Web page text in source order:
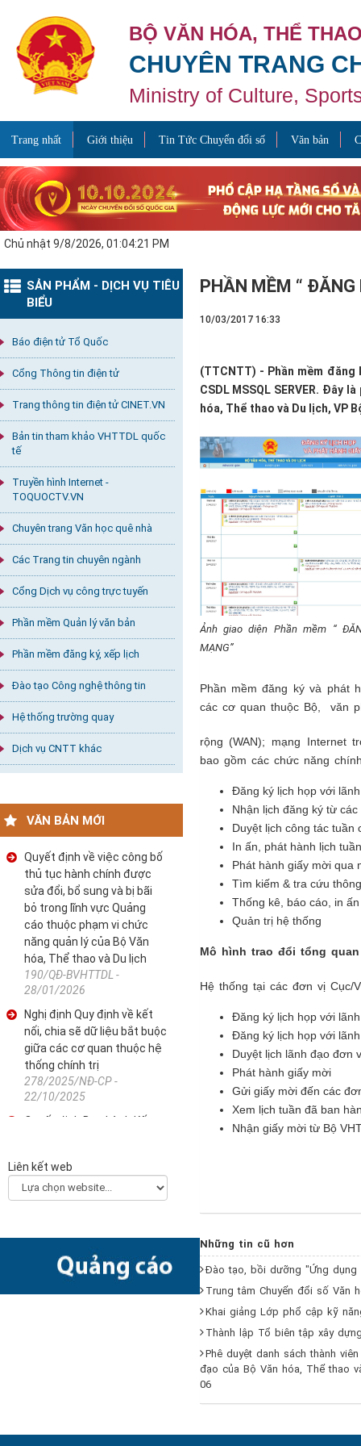
BỘ VĂN HÓA, THỂ
CHUYÊN TRANG
Ministry of Culture,
Trang nhất Giới thiệu Tin Tức Chuyển đổi số Văn bản
Chủ nhật 9/8/2026, 01:04:21 PM
SẢN PHẨM - DỊCH VỤ TIÊU
BIỂU
Báo điện tử Tổ Quốc
Cổng Thông tin điện tử
Trang thông tin điện tử CINET.VN
Bản tin tham khảo VHTTDL quốc
tế
Truyền hình Internet -
TOQUOCTV.VN
Chuyên trang Văn học quê nhà
Các Trang tin chuyên ngành
Cổng Dịch vụ công trực tuyến
Phần mềm Quản lý văn bản
Phần mềm đăng ký, xếp lịch
Đào tạo Công nghệ thông tin
Hệ thống trường quay
Dịch vụ CNTT khác
VĂN BẢN MỚI
Quyết định về việc công bố
thủ tục hành chính được
sửa đổi, bổ sung và bị bãi
bỏ trong lĩnh vực Quảng
cáo thuộc phạm vi chức
năng quản lý của Bộ Văn
hóa, Thể thao và Du lịch
190/QĐ-BVHTTDL -
28/01/2026
Nghị định Quy định về kết
nối, chia sẽ dữ liệu bắt buộc
giữa các cơ quan thuộc hệ
thống chính trị
278/2025/NĐ-CP -
22/10/2025
Quyết định Ban hành Kế
và đổi mới sáng tạo
2330/QĐ-TTg - 21/10/2025
chuyển đổi số năm 2026
5511/BKHCN-CĐSQG -
2873/QĐ-BKHCN -
Liên kết web
PHẦN MỀM “ ĐĂNG
10/03/2017 16:33
(TTCNTT) - Phần mềm
CSDL MSSQL SERVER. Đây
hóa, Thể thao và Du lịch, VP
Ảnh giao diện Phần mềm “
MẠNG”
Phần mềm đăng ký và phát
các cơ quan thuộc Bộ, văn
rộng (WAN); mạng Internet
bao gồm các chức năng
Đăng ký lịch họp với
Nhận lịch đăng ký từ
Duyệt lịch công tác tuần
In ấn, phát hành lịch
Phát hành giấy mời qua
Tìm kiếm & tra cứu
Thống kê, báo cáo, in ấn
Quản trị hệ thống
Mô hình trao đổi tổng quan
Hệ thống tại các đơn vị Cục/
Đăng ký lịch họp với
Đăng ký lịch họp với
Duyệt lịch lãnh đạo đơn
Phát hành giấy mời
Gửi giấy mời đến các
Xem lịch tuần đã ban
Nhận giấy mời từ Bộ
Những tin cũ hơn
Đào tạo, bồi dưỡng "Ứng dụng
Trung tâm Chuyển đổi số Văn
Khai giảng Lớp phổ cập kỹ
Thành lập Tổ biên tập xây
Phê duyệt danh sách thành
đạo của Bộ Văn hóa, Thể thao
06